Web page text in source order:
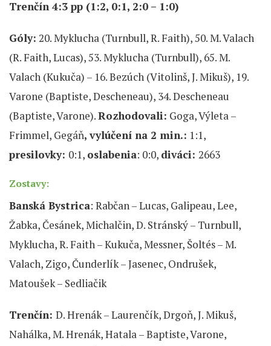
Trenčín 4:3 pp (1:2, 0:1, 2:0 – 1:0)
Góly: 20. Myklucha (Turnbull, R. Faith), 50. M. Valach
(R. Faith, Lucas), 53. Myklucha (Turnbull), 65. M.
Valach (Kukuča) – 16. Bezúch (Vitolinš, J. Mikuš), 19.
Varone (Baptiste, Descheneau), 34. Descheneau
(Baptiste, Varone).Rozhodovali: Goga, Výleta –
Frimmel, Gegáň, vylúčení na 2 min.: 1:1,
presilovky: 0:1, oslabenia: 0:0, diváci: 2663
Zostavy:
Banská Bystrica: Rabčan – Lucas, Galipeau, Lee,
Žabka, Česánek, Michalčin, D. Stránský – Turnbull,
Myklucha, R. Faith – Kukuča, Messner, Šoltés – M.
Valach, Zigo, Čunderlík – Jasenec, Ondrušek,
Matoušek – Sedliačik
Trenčín: D. Hrenák – Laurenčík, Drgoň, J. Mikuš,
Nahálka, M. Hrenák, Hatala – Baptiste, Varone,